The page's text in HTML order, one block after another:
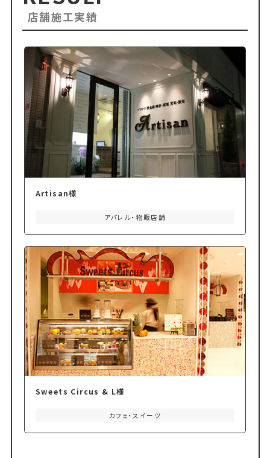
店舗施工実績
Artisan様
アパレル・物販店舗
Sweets Circus & L様
カフェ・スイーツ